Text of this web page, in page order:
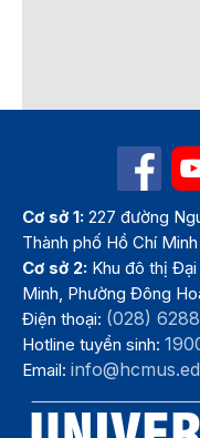
Cơ sở 1: 227 đường
Thành phố Hồ Chí Minh
Cơ sở 2: Khu đô thị
Minh, Phường Đông
Điện thoại: (028)
Hotline tuyển sinh:
Email: